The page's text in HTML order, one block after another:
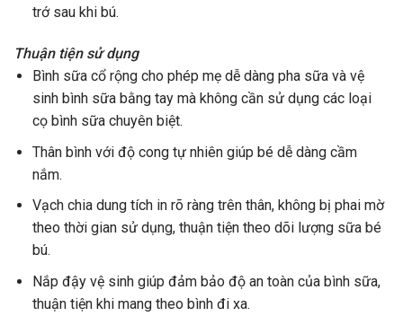
trớ sau khi bú.
Thuận tiện sử dụng
Bình sữa cổ rộng cho phép mẹ dễ dàng pha sữa và vệ
sinh bình sữa bằng tay mà không cần sử dụng các loại
cọ bình sữa chuyên biệt.
Thân bình với độ cong tự nhiên giúp bé dễ dàng cầm
nắm.
Vạch chia dung tích in rõ ràng trên thân, không bị phai mờ
theo thời gian sử dụng, thuận tiện theo dõi lượng sữa bé
bú.
Nắp đậy vệ sinh giúp đảm bảo độ an toàn của bình sữa,
thuận tiện khi mang theo bình đi xa.